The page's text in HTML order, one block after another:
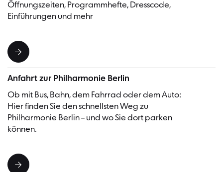
Öffnungszeiten, Programmhefte, Dresscode,
Einführungen und mehr
Anfahrt zur Philharmonie Berlin
Ob mit Bus, Bahn, dem Fahrrad oder dem Auto:
Hier finden Sie den schnellsten Weg zu
Philharmonie Berlin – und wo Sie dort parken
können.